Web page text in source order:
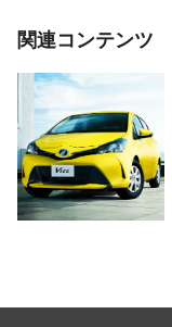
関連コンテンツ